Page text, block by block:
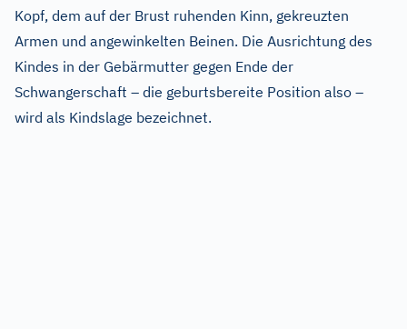
Kopf, dem auf der Brust ruhenden Kinn, gekreuzten
Armen und angewinkelten Beinen. Die Ausrichtung des
Kindes in der Gebärmutter gegen Ende der
Schwangerschaft – die geburtsbereite Position also –
wird als Kindslage bezeichnet.